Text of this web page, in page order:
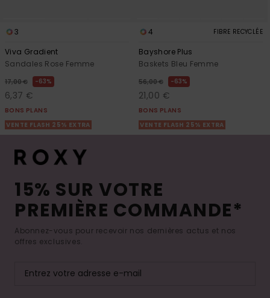
3
Viva Gradient
Sandales Rose Femme
17,00 € 63%
6,37 €
BONS PLANS
VENTE FLASH 25% EXTRA
4 FIBRE RECYCLÉE
Bayshore Plus
Baskets Bleu Femme
56,00 € 63%
21,00 €
BONS PLANS
VENTE FLASH 25% EXTRA
15% SUR VOTRE
PREMIÈRE COMMANDE*
Abonnez-vous pour recevoir nos dernières actus et nos
offres exclusives.